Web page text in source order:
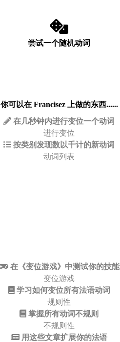
尝试一个随机动词
你可以在 Francisez 上做的东西......
在几秒钟内进行变位一个动词
进行变位
按类别发现数以千计的新动词
动词列表
在《变位游戏》中测试你的技能
变位游戏
学习如何变位所有法语动词
规则性
掌握所有动词不规则
不规则性
用这些文章扩展你的法语